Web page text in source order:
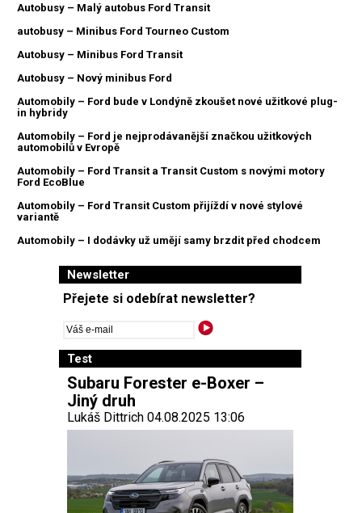
Autobusy – Malý autobus Ford Transit
autobusy – Minibus Ford Tourneo Custom
Autobusy – Minibus Ford Transit
Autobusy – Nový minibus Ford
Automobily – Ford bude v Londýně zkoušet nové užitkové plug-
in hybridy
Automobily – Ford je nejprodávanější značkou užitkových
automobilů v Evropě
Automobily – Ford Transit a Transit Custom s novými motory
Ford EcoBlue
Automobily – Ford Transit Custom přijíždí v nové stylové
variantě
Automobily – I dodávky už umějí samy brzdit před chodcem
Newsletter
Přejete si odebírat newsletter?
Test
Subaru Forester e-Boxer –
Jiný druh
Lukáš Dittrich 04.08.2025 13:06